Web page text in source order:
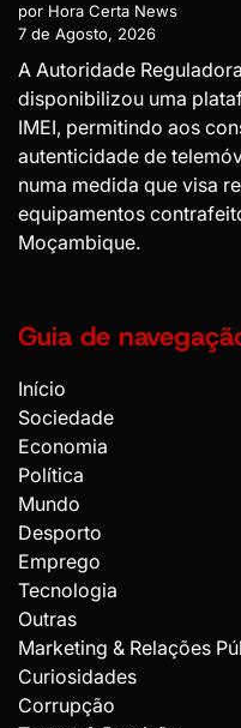
por Hora Certa News
7 de Agosto, 2026
A Autoridade
disponibilizou uma
IMEI, permitindo aos
autenticidade de
numa medida que visa
equipamentos
Moçambique.
Guia de
Início
Sociedade
Economia
Política
Mundo
Desporto
Emprego
Tecnologia
Outras
Marketing & Relações
Curiosidades
Corrupção